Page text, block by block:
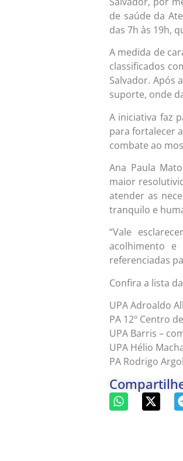
de saúde da
das 7h às 19h,
A medida de
classificados
Salvador. Após
suporte, onde
A iniciativa faz
para fortalecer
combate ao
Ana Paula
maior
atender as
tranquilo e
“Vale
acolhimento e
referenciadas
Confira a lista
UPA Adroaldo
PA 12º Centro
UPA Barris –
UPA Hélio
PA Rodrigo